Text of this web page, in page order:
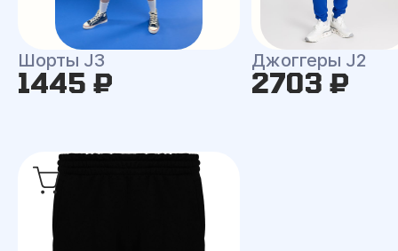
Шорты J3
1445 ₽
Джоггеры J2
2703 ₽